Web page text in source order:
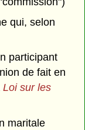
qui, selon
participant
de fait en
Loi sur les
maritale